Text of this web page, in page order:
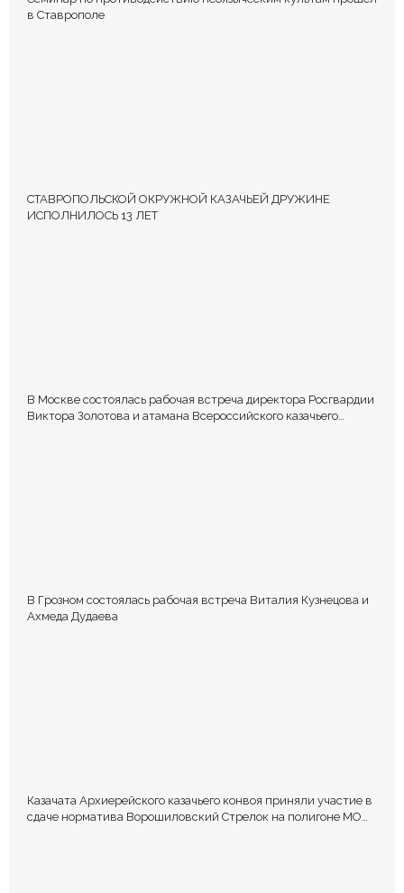
в Ставрополе
СТАВРОПОЛЬСКОЙ ОКРУЖНОЙ КАЗАЧЬЕЙ ДРУЖИНЕ
ИСПОЛНИЛОСЬ 13 ЛЕТ
В Москве состоялась рабочая встреча директора Росгвардии
Виктора Золотова и атамана Всероссийского казачьего
В Грозном состоялась рабочая встреча Виталия Кузнецова и
Ахмеда Дудаева
Казачата Архиерейского казачьего конвоя приняли участие в
сдаче норматива Ворошиловский Стрелок на полигоне МО